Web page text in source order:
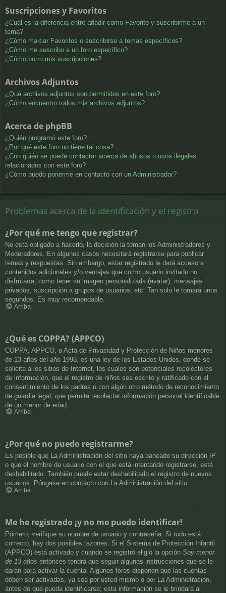
Suscripciones y Favoritos
¿Cuál es la diferencia entre añadir como Favorito y suscribirme a un
tema?
¿Cómo marcar Favoritos o suscribirse a temas específicos?
¿Cómo me suscribo a un foro específico?
¿Cómo borro mis suscripciones?
Archivos Adjuntos
¿Qué archivos adjuntos son permitidos en este foro?
¿Cómo encuentro todos mis archivos adjuntos?
Acerca de phpBB
¿Quién programó este foro?
¿Por qué este foro no tiene tal cosa?
¿Con quién se puede contactar acerca de abusos o usos ilegales
relacionados con este foro?
¿Cómo puedo ponerme en contacto con un Administrador?
Problemas acerca de la identificación y el registro
¿Por qué me tengo que registrar?
No está obligado a hacerlo, la decisión la toman los Administradores y
Moderadores. En algunos casos necesitará registrarse para publicar
temas y respuestas. Sin embargo, estar registrado le dará acceso a
contenidos adicionales y/o ventajas que como usuario invitado no
disfrutaría, como tener su imagen personalizada (avatar), mensajes
privados, suscripción a grupos de usuarios, etc. Tan solo le tomará unos
segundos. Es muy recomendable.
Arriba
¿Qué es COPPA? (APPCO)
COPPA, APPCO, o Acta de Privacidad y Protección de Niños menores
de 13 años del año 1998, es una ley de los Estados Unidos, donde se
solicita a los sitios de Internet, los cuales son potenciales recolectores
de información, que el registro de niños sea escrito y ratificado con el
consentimiento de los padres o con algún otro método de reconocimiento
de guardia legal, que permita recolectar información personal identificable
de un menor de edad.
Arriba
¿Por qué no puedo registrarme?
Es posible que La Administración del sitio haya baneado su dirección IP
o que el nombre de usuario con el que está intentando registrarse, esté
deshabilitado. También puede estar deshabilitado el registro de nuevos
usuarios. Póngase en contacto con La Administración del sitio.
Arriba
Me he registrado ¡y no me puedo identificar!
Primero, verifique su nombre de usuario y contraseña. Si todo está
correcto, hay dos posibles razones. Si el Sistema de Protección Infantil
(APPCO) está activado y cuando se registró eligió la opción Soy menor
de 13 años entonces tendrá que seguir algunas instrucciones que se le
darán para activar la cuenta. Algunos foros disponen que las cuentas
deben ser activadas, ya sea por usted mismo o por La Administración,
antes de que pueda identificarse; esta información se le brindará al